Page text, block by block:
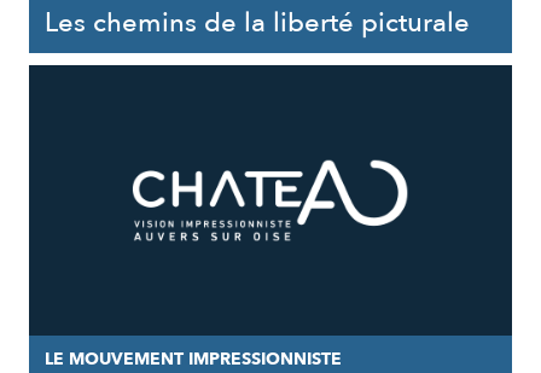
Les chemins de la liberté picturale
LE MOUVEMENT IMPRESSIONNISTE